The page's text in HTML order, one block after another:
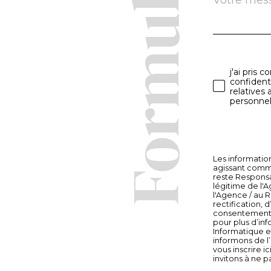
n
z
o
s
C
*
j'ai pris
relatives
Les
agissant
reste
légitime de
l'Agence / au
rectification,
pour plus
Informatique
informons de
vous inscrire
invitons à ne